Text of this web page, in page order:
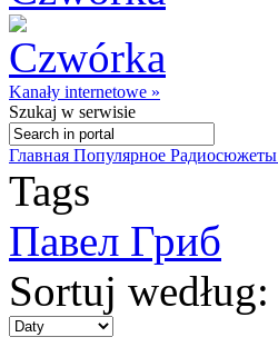
Kanały internetowe »
Szukaj w serwisie
Главная Популярное Радиосюжеты
Tags
Павел Гриб
Sortuj według: